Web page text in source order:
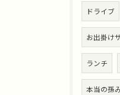
ドライブ
お出掛け
ランチ
本当の孫